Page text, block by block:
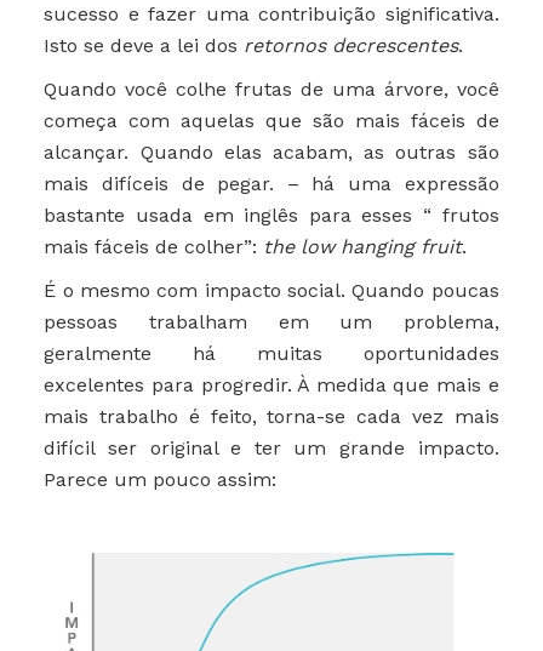
sucesso e fazer uma contribuição significativa.
Isto se deve a lei dos retornos decrescentes.
Quando você colhe frutas de uma árvore, você
começa com aquelas que são mais fáceis de
alcançar. Quando elas acabam, as outras são
mais difíceis de pegar. – há uma expressão
bastante usada em inglês para esses “ frutos
mais fáceis de colher”: the low hanging fruit.
É o mesmo com impacto social. Quando poucas
pessoas trabalham em um problema,
geralmente há muitas oportunidades
excelentes para progredir. À medida que mais e
mais trabalho é feito, torna-se cada vez mais
difícil ser original e ter um grande impacto.
Parece um pouco assim: